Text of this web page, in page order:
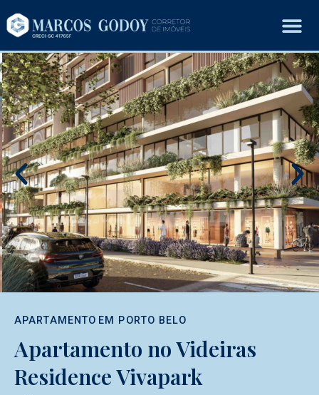
APARTAMENTO EM PORTO BELO
Apartamento no Videiras
Residence Vivapark